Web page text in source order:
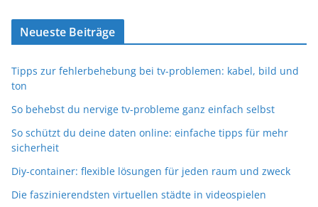
Neueste Beiträge
Tipps zur fehlerbehebung bei tv-problemen: kabel, bild und
ton
So behebst du nervige tv-probleme ganz einfach selbst
So schützt du deine daten online: einfache tipps für mehr
sicherheit
Diy-container: flexible lösungen für jeden raum und zweck
Die faszinierendsten virtuellen städte in videospielen